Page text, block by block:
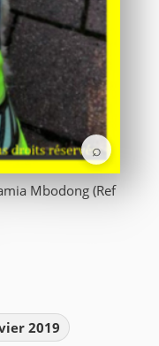
⌕
Mbodong (Ref
2019